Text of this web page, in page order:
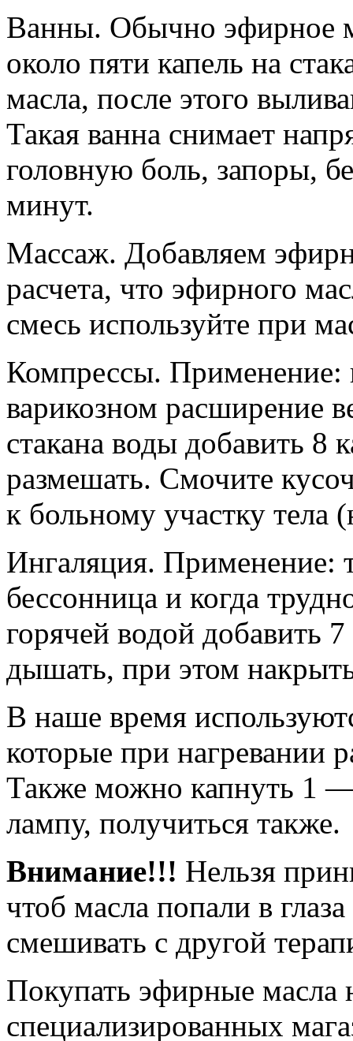
Ванны. Обычно эфирное
около пяти капель на
масла, после этого
Такая ванна снимает
головную боль, запоры,
минут.
Массаж. Добавляем
расчета, что эфирного
смесь используйте при
Компрессы. Применение:
варикозном расширение
стакана воды добавить 8
размешать. Смочите
к больному участку тела
Ингаляция. Применение:
бессонница и когда
горячей водой добавить
дышать, при этом
В наше время
которые при нагревании
Также можно капнуть 1
лампу, получиться также.
Внимание!!! Нельзя
чтоб масла попали в
смешивать с другой
Покупать эфирные масла
специализированных